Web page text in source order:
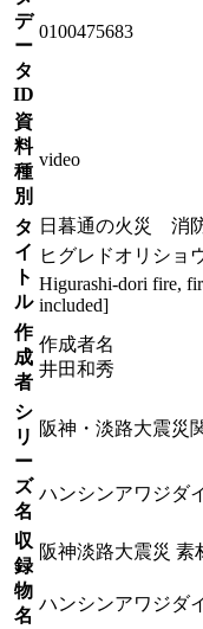
デ
ー
タ
ID
0100475683
資
料
種
別
video
タ
イ
ト
ル
日暮通の火災 消
ヒグレドオリショ
Higurashi-dori fire,
included]
作
成
者
作成者名
井田和秀
シ
リ
ー
ズ
名
阪神・淡路大震災
ハンシンアワジダ
収
録
物
名
阪神淡路大震災 素
ハンシンアワジダ